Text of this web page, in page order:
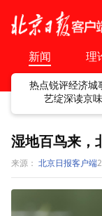
新闻 理
热点锐评经济城
艺绽深读京味
湿地百鸟来，
来源： 北京日报客户端